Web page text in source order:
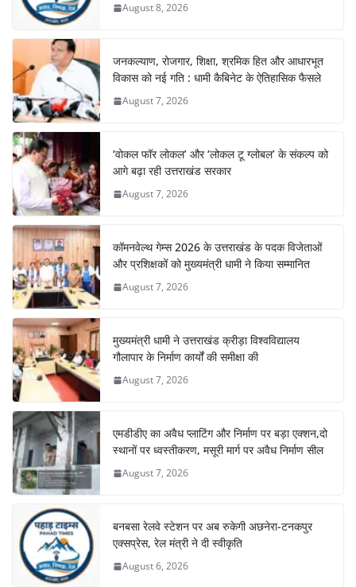
August 8, 2026
जनकल्याण, रोजगार, शिक्षा, श्रमिक हित और आधारभूत
विकास को नई गति : धामी कैबिनेट के ऐतिहासिक फैसले
August 7, 2026
‘वोकल फॉर लोकल’ और ‘लोकल टू ग्लोबल’ के संकल्प को
आगे बढ़ा रही उत्तराखंड सरकार
August 7, 2026
कॉमनवेल्थ गेम्स 2026 के उत्तराखंड के पदक विजेताओं
और प्रशिक्षकों को मुख्यमंत्री धामी ने किया सम्मानित
August 7, 2026
मुख्यमंत्री धामी ने उत्तराखंड क्रीड़ा विश्वविद्यालय
गौलापार के निर्माण कार्यों की समीक्षा की
August 7, 2026
एमडीडीए का अवैध प्लाटिंग और निर्माण पर बड़ा एक्शन,दो
स्थानों पर ध्वस्तीकरण, मसूरी मार्ग पर अवैध निर्माण सील
August 7, 2026
बनबसा रेलवे स्टेशन पर अब रुकेगी अछनेरा-टनकपुर
एक्सप्रेस, रेल मंत्री ने दी स्वीकृति
August 6, 2026